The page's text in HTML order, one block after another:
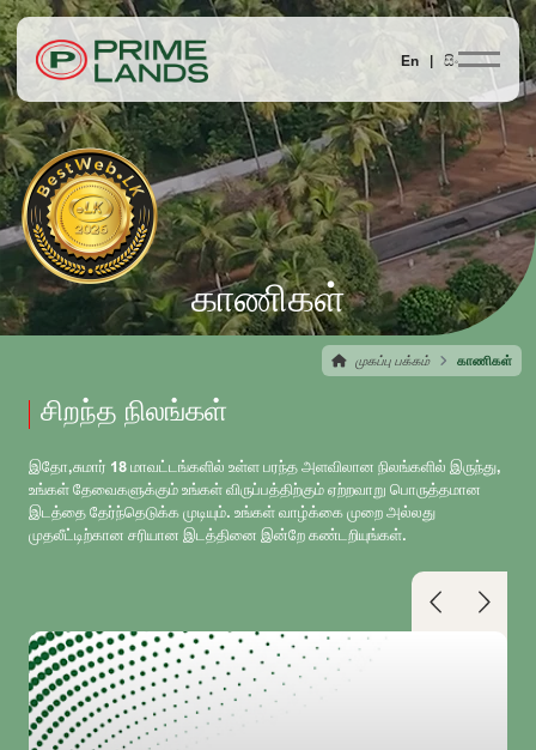
En | සිං
காணிகள்
முகப்பு பக்கம் காணிகள்
சிறந்த நிலங்கள்
இதோ,சுமார் 18 மாவட்டங்களில் உள்ள பரந்த அளவிலான நிலங்களில் இருந்து,
உங்கள் தேவைகளுக்கும் உங்கள் விருப்பத்திற்கும் ஏற்றவாறு பொருத்தமான
இடத்தை தேர்ந்தெடுக்க முடியும். உங்கள் வாழ்க்கை முறை அல்லது
முதலீட்டிற்கான சரியான இடத்தினை இன்றே கண்டறியுங்கள்.